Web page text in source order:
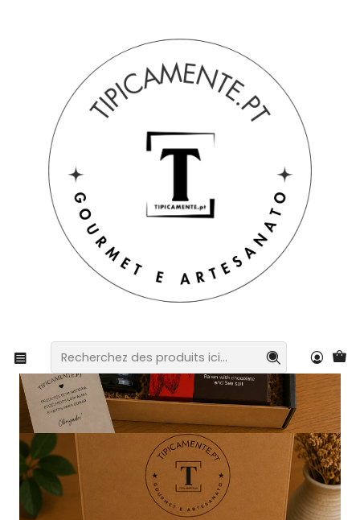
Boissons et gastronomie Vins, gins et liqueurs
Sachet de porto blanc et raisins secs avec chocolat et